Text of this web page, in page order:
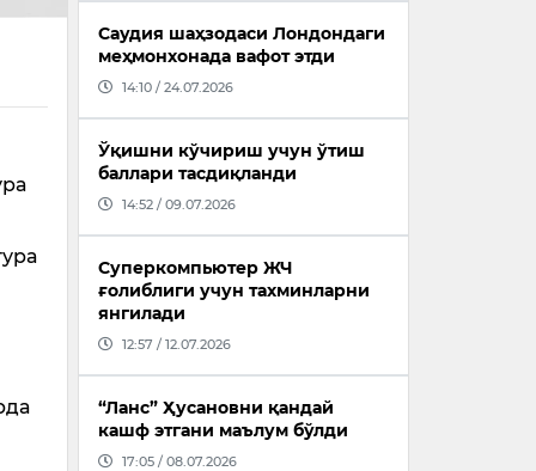
Саудия шаҳзодаси Лондондаги
меҳмонхонада вафот этди
14:10 / 24.07.2026
Ўқишни кўчириш учун ўтиш
баллари тасдиқланди
14:52 / 09.07.2026
Суперкомпьютер ЖЧ
ғолиблиги учун тахминларни
янгилади
12:57 / 12.07.2026
“Ланс” Ҳусановни қандай
кашф этгани маълум бўлди
17:05 / 08.07.2026